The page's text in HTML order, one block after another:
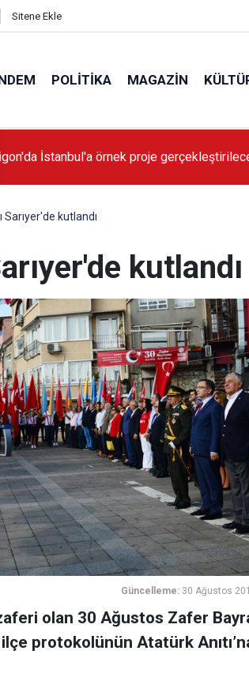
Sitene Ekle
POLITIKA MAGAZIN
İstanbul'a örnek proje
kutlandı
kutlandı
Güncelleme: 30 Ağustos
olan 30 Ağustos Zafer
ilçe protokolünün Atatürk